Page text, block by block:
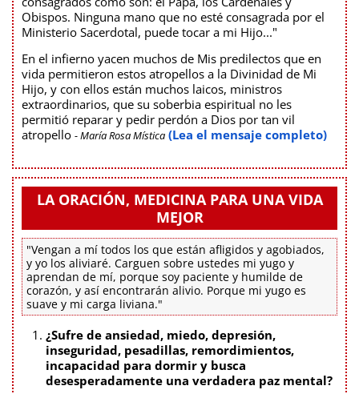
Obispos. Ninguna mano que no esté consagrada por el
Ministerio Sacerdotal, puede tocar a mi Hijo..."
En el infierno yacen muchos de Mis predilectos que en
vida permitieron estos atropellos a la Divinidad de Mi
Hijo, y con ellos están muchos laicos, ministros
extraordinarios, que su soberbia espiritual no les
permitió reparar y pedir perdón a Dios por tan vil
atropello - María Rosa Mística (Lea el mensaje completo)
LA ORACIÓN, MEDICINA PARA UNA VIDA
MEJOR
"Vengan a mí todos los que están afligidos y agobiados,
y yo los aliviaré. Carguen sobre ustedes mi yugo y
aprendan de mí, porque soy paciente y humilde de
corazón, y así encontrarán alivio. Porque mi yugo es
suave y mi carga liviana."
¿Sufre de ansiedad, miedo, depresión,
inseguridad, pesadillas, remordimientos,
incapacidad para dormir y busca
desesperadamente una verdadera paz mental?